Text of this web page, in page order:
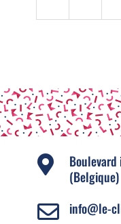

(Belgique)
 info@le-